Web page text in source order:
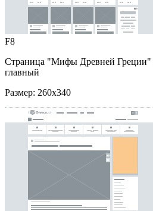
F8
Страница "Мифы Древней Греции"
главный
Размер: 260x340